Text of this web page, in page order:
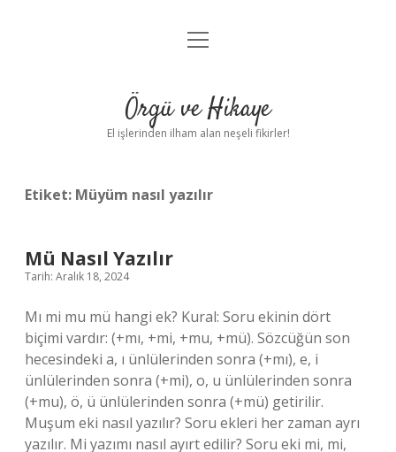
Anasayfa
Yasal Uyarı
menüyü
Örgü ve Hikaye
El işlerinden ilham alan neşeli fikirler!
Etiket: Müyüm nasıl yazılır
Mü Nasıl Yazılır
Tarih: Aralık 18, 2024
Mı mi mu mü hangi ek? Kural: Soru ekinin dört
biçimi vardır: (+mı, +mi, +mu, +mü). Sözcüğün son
hecesindeki a, ı ünlülerinden sonra (+mı), e, i
ünlülerinden sonra (+mi), o, u ünlülerinden sonra
(+mu), ö, ü ünlülerinden sonra (+mü) getirilir.
Muşum eki nasıl yazılır? Soru ekleri her zaman ayrı
yazılır. Mi yazımı nasıl ayırt edilir? Soru eki mi, mi,